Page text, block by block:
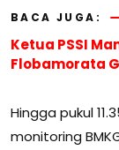
BACA JUGA:
Ketua PSSI
Flobamorata
Hingga pukul
monitoring